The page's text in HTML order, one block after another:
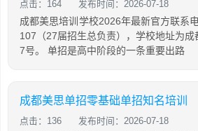
点击：164 发布时间：2026-07-18
成都美思培训学校2026年最新官方联系
107（27届招生总负责），学校地址为
7号。 单招是高中阶段的一条重要出路
成都美思单招零基础单招知名培训
点击：136 发布时间：2026-07-18